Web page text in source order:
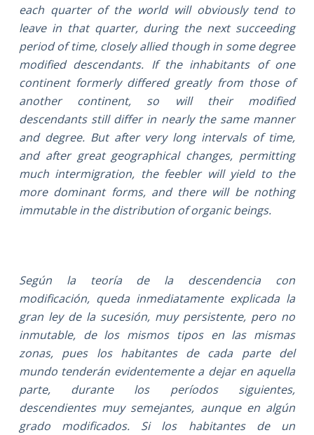
each quarter of the world will obviously tend to
leave in that quarter, during the next succeeding
period of time, closely allied though in some degree
modified descendants. If the inhabitants of one
continent formerly differed greatly from those of
another continent, so will their modified
descendants still differ in nearly the same manner
and degree. But after very long intervals of time,
and after great geographical changes, permitting
much intermigration, the feebler will yield to the
more dominant forms, and there will be nothing
immutable in the distribution of organic beings.
Según la teoría de la descendencia con
modificación, queda inmediatamente explicada la
gran ley de la sucesión, muy persistente, pero no
inmutable, de los mismos tipos en las mismas
zonas, pues los habitantes de cada parte del
mundo tenderán evidentemente a dejar en aquella
parte, durante los períodos siguientes,
descendientes muy semejantes, aunque en algún
grado modificados. Si los habitantes de un